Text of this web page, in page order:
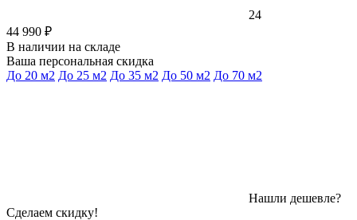
24
44 990 ₽
В наличии на складе
Ваша персональная скидка
До 20 м2 До 25 м2 До 35 м2 До 50 м2 До 70 м2
Нашли дешевле?
Сделаем скидку!